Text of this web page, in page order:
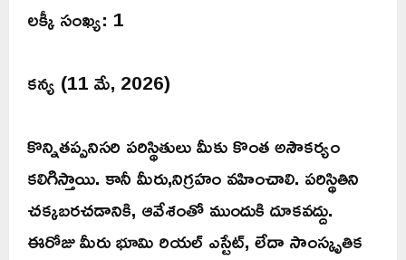
లక్కీ సంఖ్య: 1
కన్య (11 మే, 2026)
కొన్నితప్పనిసరి పరిస్థితులు మీకు కొంత అసౌకర్యం
కలిగిస్తాయి. కానీ మీరు,నిగ్రహం వహించాలి. పరిస్థితిని
చక్కబరచడానికి, ఆవేశంతో ముందుకి దూకవద్దు.
ఈరోజు మీరు భూమి రియల్ ఎస్టేట్, లేదా సాంస్కృతిక